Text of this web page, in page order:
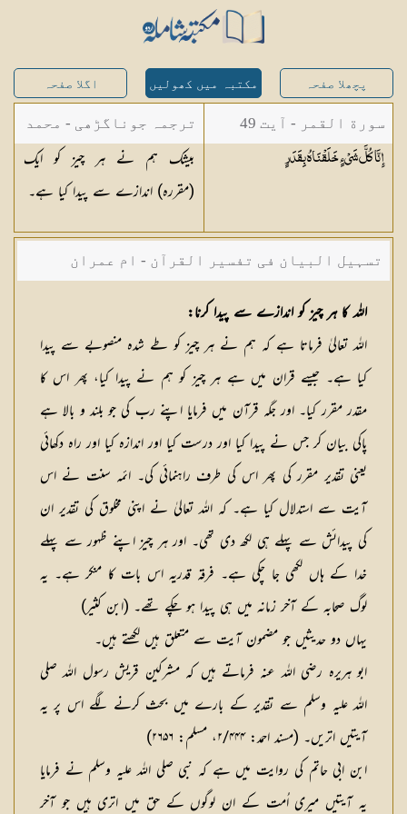
پچھلا صفحہ مکتبہ میں کھولیں اگلا صفحہ
سورة القمر - آیت 49
إِنَّا كُلَّ شَيْءٍ خَلَقْنَاهُبِقَدَرٍ
ترجمہ جوناگڑھی - محمد
جونا گڑھی
بیشک ہم نے ہر چیز کو ایک
(مقررہ) اندازے سے پیدا کیا ہے۔
تسہیل البیان فی تفسیر القرآن - ام عمران
شکیلہ بنت میاں فضل حسین
اللہ کا ہر چیز کو اندازے سے پیدا کرنا:
اللہ تعالیٰ فرماتا ہے کہ ہم نے ہر چیز کو طے شدہ منصوبے سے پیدا
کیا ہے۔ جیسے قران میں ہے ہر چیز کو ہم نے پیدا کیا، پھر اس کا
مقدر مقرر کیا۔ اور جگہ قرآن میں فرمایا اپنے رب کی جو بلند و بالا ہے
پاکی بیان کر جس نے پیدا کیا اور درست کیا اور اندازہ کیا اور راہ دکھائی
یعنی تقدیر مقرر کی پھر اس کی طرف راہنمائی کی۔ ائمہ سنت نے اس
آیت سے استدلال کیا ہے۔ کہ اللہ تعالیٰ نے اپنی مخلوق کی تقدیر ان
کی پیدائش سے پہلے ہی لکھ دی تھی۔ اور ہر چیز اپنے ظہور سے پہلے
خدا کے ہاں لکھی جا چکی ہے۔ فرقہ قدریہ اس بات کا منکر ہے۔ یہ
لوگ صحابہ کے آخر زمانہ میں ہی پیدا ہو چکے تھے۔ (ابن کثیر)
یہاں دو حدیثیں جو مضمون آیت سے متعلق ہیں لکھتے ہیں۔
ابو ہریرہ رضی اللہ عنہ فرماتے ہیں کہ مشرکین قریش رسول اللہ صلی
اللہ علیہ وسلم سے تقدیر کے بارے میں بحث کرنے لگے اس پر یہ
آیتیں اتریں۔ (مسند احمد: ۲/۴۴۴، مسلم: ۲۶۵۶)
ابن ابی حاتم کی روایت میں ہے کہ نبی صلی اللہ علیہ وسلم نے فرمایا
یہ آیتیں میری اُمت کے ان لوگوں کے حق میں اتری ہیں جو آخر